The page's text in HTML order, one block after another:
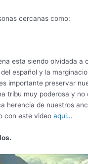
cercanas como:
esta siendo olvidada a
español y la
importante preservar
tribu muy poderosa y no
herencia de nuestros
con este videoaqui…